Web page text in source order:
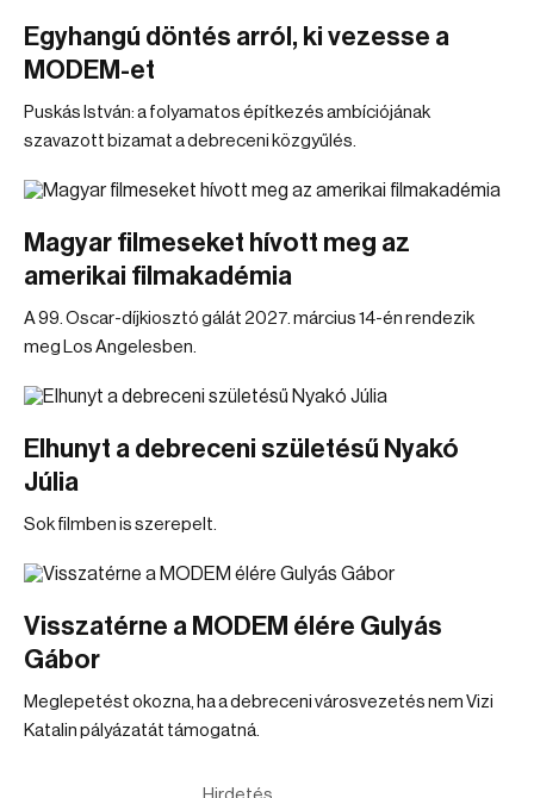
Egyhangú döntés arról, ki vezesse a
MODEM-et
Puskás István: a folyamatos építkezés ambíciójának
szavazott bizamat a debreceni közgyűlés.
Magyar filmeseket hívott meg az
amerikai filmakadémia
A 99. Oscar-díjkiosztó gálát 2027. március 14-én rendezik
meg Los Angelesben.
Elhunyt a debreceni születésű Nyakó
Júlia
Sok filmben is szerepelt.
Visszatérne a MODEM élére Gulyás
Gábor
Meglepetést okozna, ha a debreceni városvezetés nem Vizi
Katalin pályázatát támogatná.